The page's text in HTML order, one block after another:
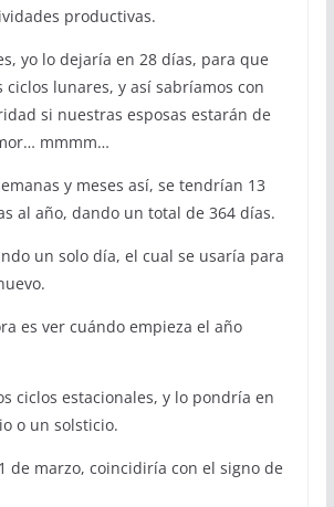
productivas.
yo lo dejaría en 28 días, para que
ciclos lunares, y así sabríamos con
si nuestras esposas estarán de
mmmm…
y meses así, se tendrían 13
al año, dando un total de 364 días.
un solo día, el cual se usaría para
es ver cuándo empieza el año
ciclos estacionales, y lo pondría en
o un solsticio.
de marzo, coincidiría con el signo de